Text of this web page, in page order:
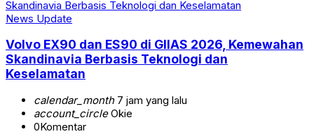
News Update
Volvo EX90 dan ES90 di GIIAS 2026, Kemewahan
Skandinavia Berbasis Teknologi dan
Keselamatan
calendar_month7 jam yang lalu
account_circleOkie
0Komentar